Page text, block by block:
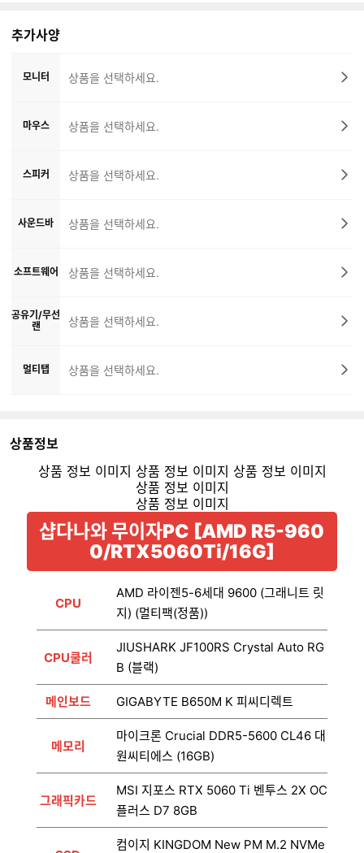
추가사양
모니터 상품을 선택하세요.
마우스 상품을 선택하세요.
스피커 상품을 선택하세요.
사운드바 상품을 선택하세요.
소프트웨어 상품을 선택하세요.
공유기/무선
랜
상품을 선택하세요.
멀티탭 상품을 선택하세요.
상품정보
샵다나와 무이자PC [AMD R5-960
0/RTX5060Ti/16G]
CPU
AMD 라이젠5-6세대 9600 (그래니트 릿
지) (멀티팩(정품))
CPU쿨러
JIUSHARK JF100RS Crystal Auto RG
B (블랙)
메인보드 GIGABYTE B650M K 피씨디렉트
메모리
마이크론 Crucial DDR5-5600 CL46 대
원씨티에스 (16GB)
그래픽카드
MSI 지포스 RTX 5060 Ti 벤투스 2X OC
플러스 D7 8GB
컴이지 KINGDOM New PM M.2 NVMe